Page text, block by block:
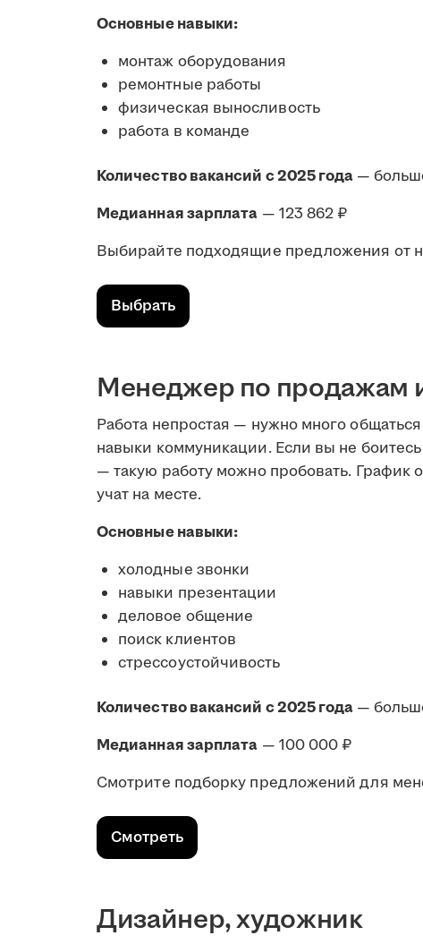
Основные навыки:
монтаж оборудования
ремонтные работы
физическая выносливость
работа в команде
Количество вакансий с 2025 года —
Медианная зарплата — 123 862 ₽
Выбирайте подходящие предложения от
Выбрать
Менеджер по продажам
Работа непростая — нужно много
навыки коммуникации. Если вы не
— такую работу можно пробовать. График
учат на месте.
Основные навыки:
холодные звонки
навыки презентации
деловое общение
поиск клиентов
стрессоустойчивость
Количество вакансий с 2025 года —
Медианная зарплата — 100 000 ₽
Смотрите подборку предложений для
Смотреть
Дизайнер, художник